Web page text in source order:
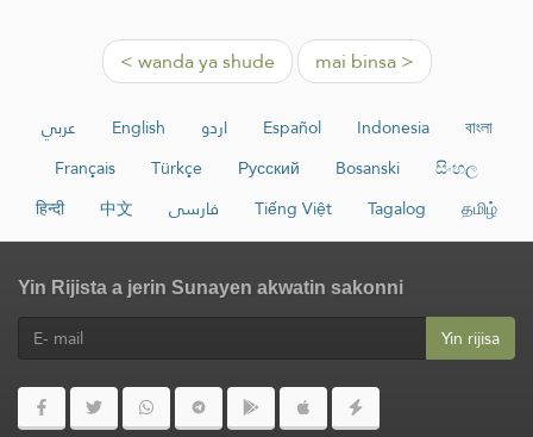
< wanda ya shude mai binsa >
عربي English اردو Español Indonesia
বাংলা
Français
Türkçe Русский Bosanski
සිංහල
हिन्दी
中文 فارسی Tiếng Việt Tagalog தமிழ்
Yin Rijista a jerin Sunayen akwatin sakonni
Yin rijisa